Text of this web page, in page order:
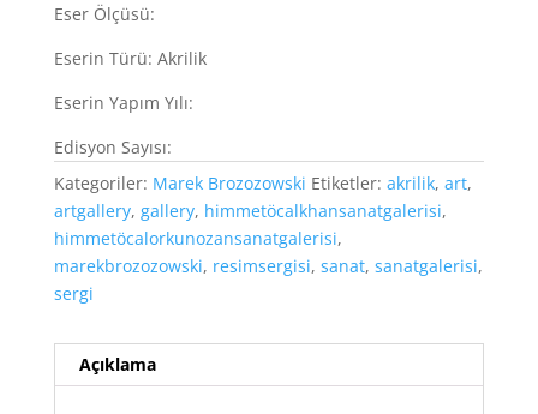
Eser Ölçüsü:
Eserin Türü: Akrilik
Eserin Yapım Yılı:
Edisyon Sayısı:
Kategoriler: Marek Brozozowski Etiketler: akrilik, art,
artgallery, gallery, himmetöcalkhansanatgalerisi,
himmetöcalorkunozansanatgalerisi,
marekbrozozowski, resimsergisi, sanat, sanatgalerisi,
sergi
Açıklama